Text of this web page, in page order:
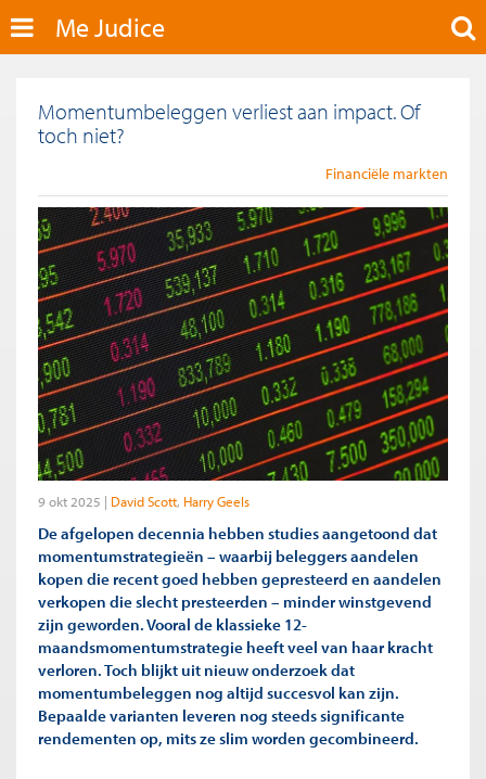
Me Judice
Momentumbeleggen verliest aan impact. Of
toch niet?
Financiële markten
9 okt 2025 David Scott Harry Geels
De afgelopen decennia hebben studies aangetoond dat
momentumstrategieën – waarbij beleggers aandelen
kopen die recent goed hebben gepresteerd en aandelen
verkopen die slecht presteerden – minder winstgevend
zijn geworden. Vooral de klassieke 12-
maandsmomentumstrategie heeft veel van haar kracht
verloren. Toch blijkt uit nieuw onderzoek dat
momentumbeleggen nog altijd succesvol kan zijn.
Bepaalde varianten leveren nog steeds significante
rendementen op, mits ze slim worden gecombineerd.